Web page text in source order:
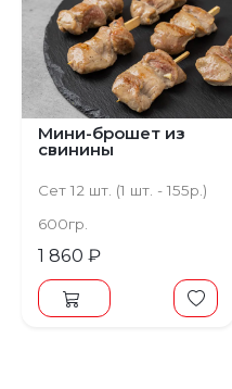
Мини-брошет из
свинины
Сет 12 шт. (1 шт. - 155р.)
600гр.
1 860 ₽